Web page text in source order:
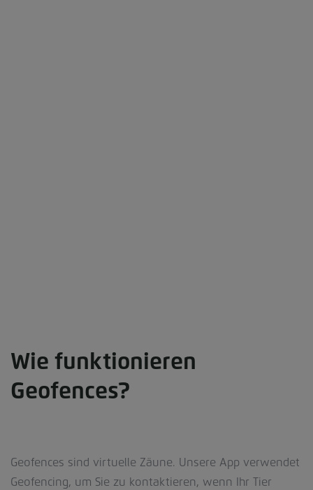
Wie funktionieren
Geofences?
Geofences sind virtuelle Zäune. Unsere App verwendet
Geofencing, um Sie zu kontaktieren, wenn Ihr Tier